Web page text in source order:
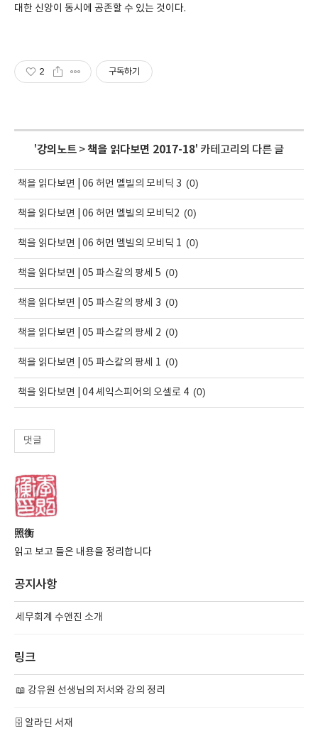
대한 신앙이 동시에 공존할 수 있는 것이다.
2 구독하기
'강의노트 >책을 읽다보면 2017-18' 카테고리의 다른 글
책을 읽다보면 | 06 허먼 멜빌의 모비딕 3 (0)
책을 읽다보면 | 06 허먼 멜빌의 모비딕2 (0)
책을 읽다보면 | 06 허먼 멜빌의 모비딕 1 (0)
책을 읽다보면 | 05 파스칼의 팡세 5 (0)
책을 읽다보면 | 05 파스칼의 팡세 3 (0)
책을 읽다보면 | 05 파스칼의 팡세 2 (0)
책을 읽다보면 | 05 파스칼의 팡세 1 (0)
책을 읽다보면 | 04 셰익스피어의 오셀로 4 (0)
댓글
照衡
읽고 보고 들은 내용을 정리합니다
공지사항
세무회계 수앤진 소개
링크
📖 강유원 선생님의 저서와 강의 정리
🗄️ 알라딘 서재